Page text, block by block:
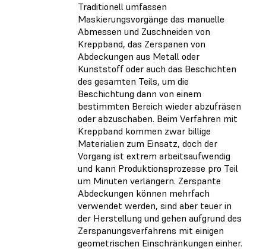
Traditionell umfassen
Maskierungsvorgänge das manuelle
Abmessen und Zuschneiden von
Kreppband, das Zerspanen von
Abdeckungen aus Metall oder
Kunststoff oder auch das Beschichten
des gesamten Teils, um die
Beschichtung dann von einem
bestimmten Bereich wieder abzufräsen
oder abzuschaben. Beim Verfahren mit
Kreppband kommen zwar billige
Materialien zum Einsatz, doch der
Vorgang ist extrem arbeitsaufwendig
und kann Produktionsprozesse pro Teil
um Minuten verlängern. Zerspante
Abdeckungen können mehrfach
verwendet werden, sind aber teuer in
der Herstellung und gehen aufgrund des
Zerspanungsverfahrens mit einigen
geometrischen Einschränkungen einher.